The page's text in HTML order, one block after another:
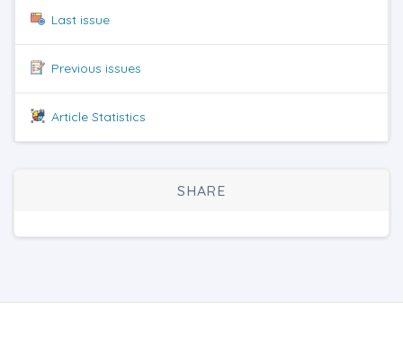
Last issue
Previous issues
Article Statistics
SHARE